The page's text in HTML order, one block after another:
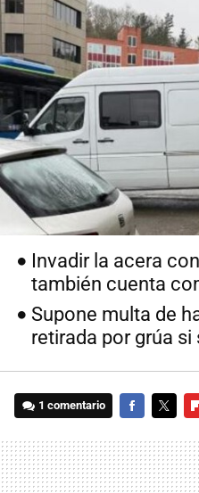
Invadir la acera
también cuenta
Supone multa de
retirada por grúa
1 comentario